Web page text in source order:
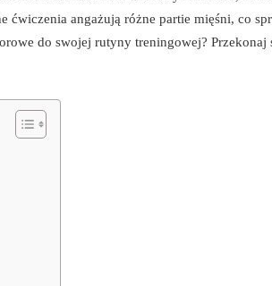
angażują różne partie mięśni, co
do swojej rutyny treningowej?